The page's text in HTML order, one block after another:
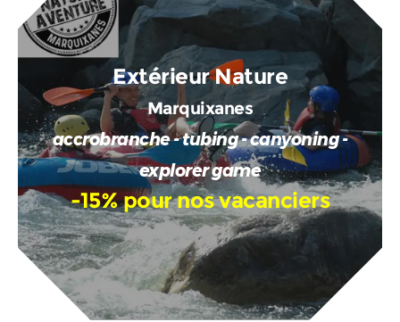
Extérieur Nature
Marquixanes
accrobranche - tubing - canyoning -
explorer game
-15% pour nos vacanciers